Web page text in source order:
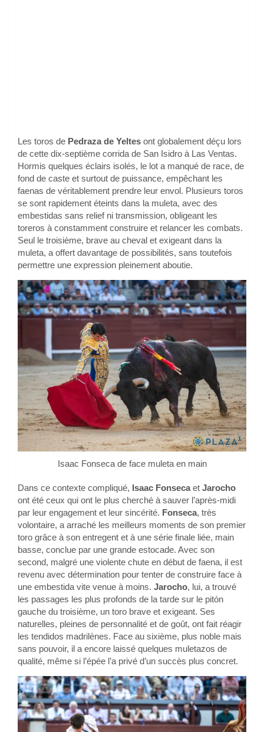
Les toros de Pedraza de Yeltes ont globalement déçu lors
de cette dix-septième corrida de San Isidro à Las Ventas.
Hormis quelques éclairs isolés, le lot a manqué de race, de
fond de caste et surtout de puissance, empêchant les
faenas de véritablement prendre leur envol. Plusieurs toros
se sont rapidement éteints dans la muleta, avec des
embestidas sans relief ni transmission, obligeant les
toreros à constamment construire et relancer les combats.
Seul le troisième, brave au cheval et exigeant dans la
muleta, a offert davantage de possibilités, sans toutefois
permettre une expression pleinement aboutie.
Isaac Fonseca de face muleta en main
Dans ce contexte compliqué, Isaac Fonsecaet Jarocho
ont été ceux qui ont le plus cherché à sauver l’après-midi
par leur engagement et leur sincérité. Fonseca, très
volontaire, a arraché les meilleurs moments de son premier
toro grâce à son entregent et à une série finale liée, main
basse, conclue par une grande estocade. Avec son
second, malgré une violente chute en début de faena, il est
revenu avec détermination pour tenter de construire face à
une embestida vite venue à moins. Jarocho, lui, a trouvé
les passages les plus profonds de la tarde sur le pitón
gauche du troisième, un toro brave et exigeant. Ses
naturelles, pleines de personnalité et de goût, ont fait réagir
les tendidos madrilènes. Face au sixième, plus noble mais
sans pouvoir, il a encore laissé quelques muletazos de
qualité, même si l’épée l’a privé d’un succès plus concret.